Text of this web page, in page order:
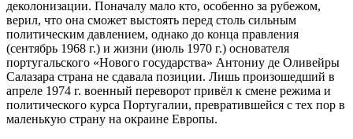
деколонизации. Поначалу мало кто, особенно за рубежом,
верил, что она сможет выстоять перед столь сильным
политическим давлением, однако до конца правления
(сентябрь 1968 г.) и жизни (июль 1970 г.) основателя
португальского «Нового государства» Антониу де Оливейры
Салазара страна не сдавала позиции. Лишь произошедший в
апреле 1974 г. военный переворот привёл к смене режима и
политического курса Португалии, превратившейся с тех пор в
маленькую страну на окраине Европы.